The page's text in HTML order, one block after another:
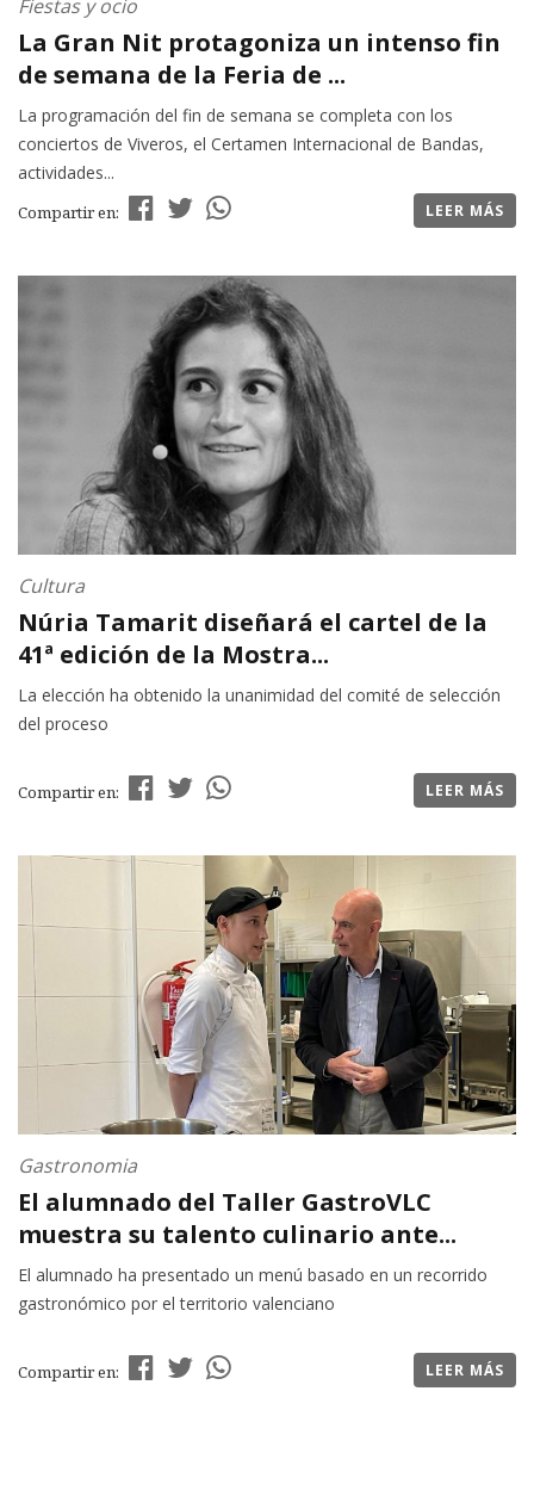
Fiestas y ocio
La Gran Nit protagoniza un intenso fin
de semana de la Feria de ...
La programación del fin de semana se completa con los
conciertos de Viveros, el Certamen Internacional de Bandas,
actividades...
Compartir en: LEER MÁS
Cultura
Núria Tamarit diseñará el cartel de la
41ª edición de la Mostra...
La elección ha obtenido la unanimidad del comité de selección
del proceso
Compartir en: LEER MÁS
Gastronomia
El alumnado del Taller GastroVLC
muestra su talento culinario ante...
El alumnado ha presentado un menú basado en un recorrido
gastronómico por el territorio valenciano
Compartir en: LEER MÁS